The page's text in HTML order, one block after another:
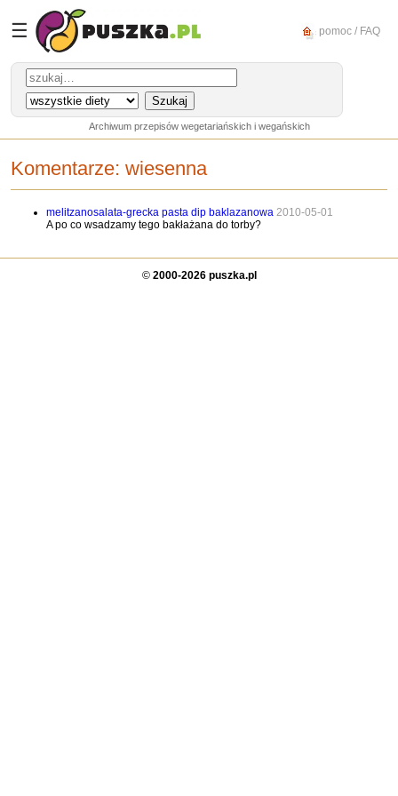
☰ pomoc / FAQ
Archiwum przepisów wegetariańskich i wegańskich
Komentarze: wiesenna
melitzanosalata-grecka pasta dip baklazanowa 2010-05-01
A po co wsadzamy tego bakłażana do torby?
© 2000-2026 puszka.pl